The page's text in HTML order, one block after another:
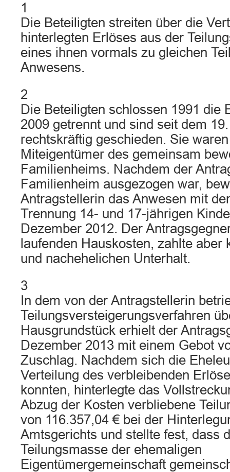
1
Die Beteiligten streiten über die
hinterlegten Erlöses aus der
eines ihnen vormals zu gleichen
Anwesens.
2
Die Beteiligten schlossen 1991 die
2009 getrennt und sind seit dem
rechtskräftig geschieden. Sie
Miteigentümer des gemeinsam
Familienheims. Nachdem der
Familienheim ausgezogen war,
Antragstellerin das Anwesen mit
Trennung 14- und 17-jährigen
Dezember 2012. Der
laufenden Hauskosten, zahlte aber
und nachehelichen Unterhalt.
3
In dem von der Antragstellerin
Teilungsversteigerungsverfahren
Hausgrundstück erhielt der
Dezember 2013 mit einem Gebot
Zuschlag. Nachdem sich die
Verteilung des verbleibenden
konnten, hinterlegte das
Abzug der Kosten verbliebene
von 116.357,04 € bei der
Amtsgerichts und stellte fest, dass
Teilungsmasse der ehemaligen
Eigentümergemeinschaft